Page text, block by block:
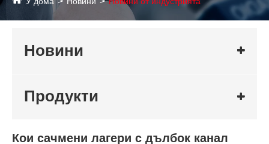
Новини
Продукти
Кои сачмени лагери с дълбок канал